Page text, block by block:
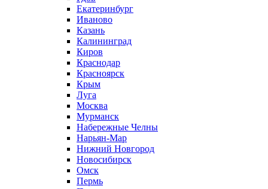
Екатеринбург
Иваново
Казань
Калининград
Киров
Краснодар
Красноярск
Крым
Луга
Москва
Мурманск
Набережные Челны
Нарьян-Мар
Нижний Новгород
Новосибирск
Омск
Пермь